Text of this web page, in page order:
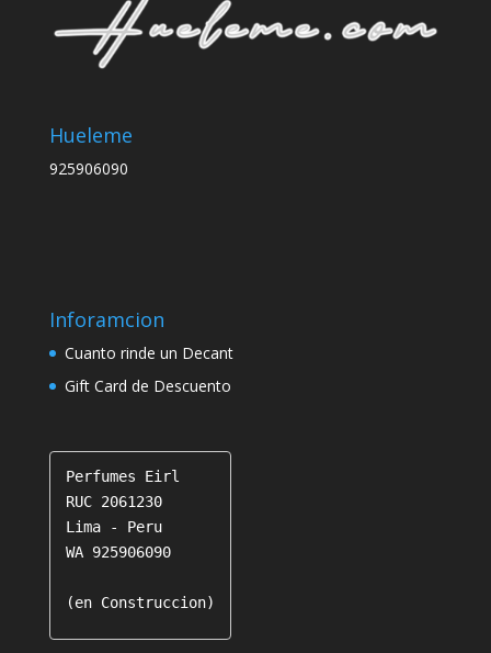
Hueleme
925906090
Inforamcion
Cuanto rinde un Decant
Gift Card de Descuento
Perfumes Eirl
RUC 2061230
Lima - Peru
WA 925906090
(en Construccion)